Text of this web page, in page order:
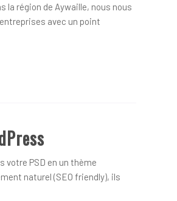
la région de Aywaille, nous nous
avec un point
votre PSD en un thème
naturel (SEO friendly), ils